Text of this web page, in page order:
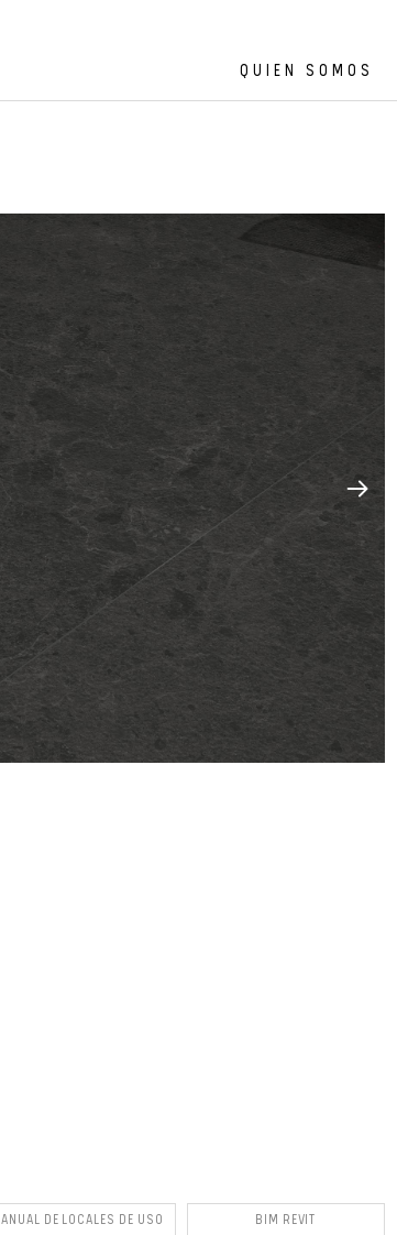
QUIEN SOMOS
DE LOCALES DE USO BIM REVIT